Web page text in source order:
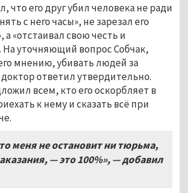
что его друг убил человека не ради
с него часы», не зарезал его
а «отстаивал свою честь и
На уточняющий вопрос Собчак,
мнению, убивать людей за
ответил утвердительно.
всем, кто его оскорбляет в
к нему и сказать всё при
меня не остановит ни тюрьма,
— это 100%», — добавил